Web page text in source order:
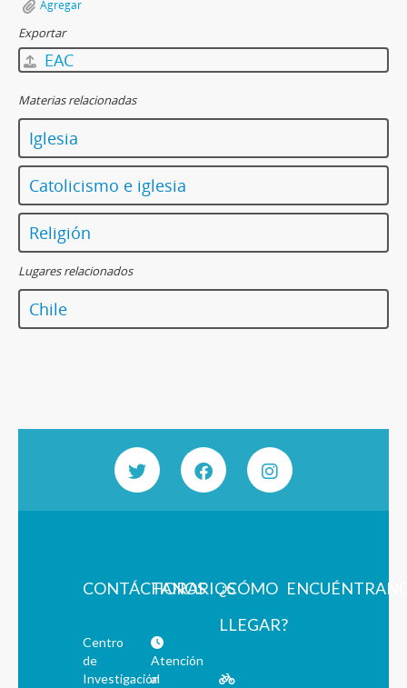
Agregar
Exportar
EAC
Materias relacionadas
Iglesia
Catolicismo e iglesia
Religión
Lugares relacionados
Chile
CONTÁCTANOS
Centro
de
Investigación
HORARIOS
Atención
al
¿CÓMO
LLEGAR?